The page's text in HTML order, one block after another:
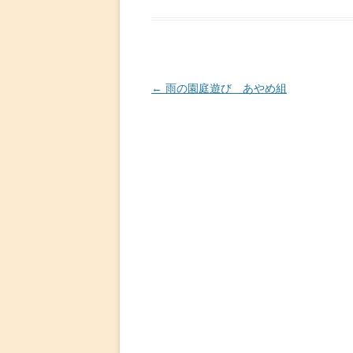
投
← 雨の園庭遊び あやめ組